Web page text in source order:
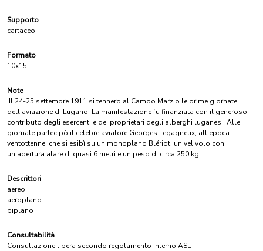
Supporto
cartaceo
Formato
10x15
Note
Il 24-25 settembre 1911 si tennero al Campo Marzio le prime giornate
dell’aviazione di Lugano. La manifestazione fu finanziata con il generoso
contributo degli esercenti e dei proprietari degli alberghi luganesi. Alle
giornate partecipò il celebre aviatore Georges Legagneux, all’epoca
ventottenne, che si esibì su un monoplano Blériot, un velivolo con
un’apertura alare di quasi 6 metri e un peso di circa 250 kg.
Descrittori
aereo
aeroplano
biplano
Consultabilità
Consultazione libera secondo regolamento interno ASL